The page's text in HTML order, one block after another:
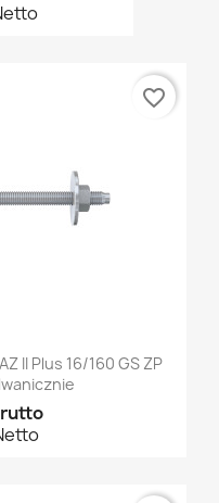
II Plus 16/160 GS ZP
favorite_border